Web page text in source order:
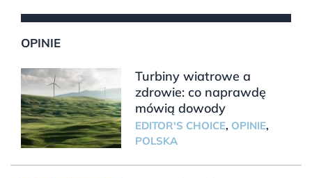
OPINIE
Turbiny wiatrowe a
zdrowie: co naprawdę
mówią dowody
EDITOR'S CHOICE, OPINIE,
POLSKA